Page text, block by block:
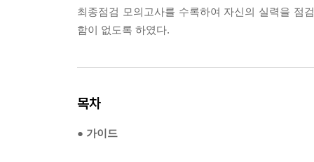
최종점검 모의고사를 수록하여 자신의 실력을 점
함이 없도록 하였다.
목차
● 가이드